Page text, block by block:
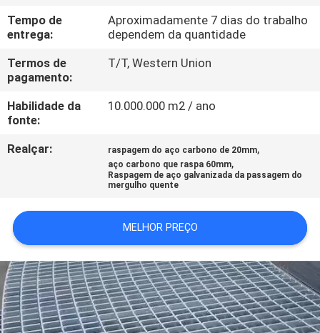
DA
QUALIDADE
CONTATE-
NOS
CITAÇÕES
MAPA
DO
SITE
Tempo de
entrega:
Aproximadamente 7 dias do trabalho
dependem da quantidade
Termos de
pagamento:
T/T, Western Union
Habilidade da
fonte:
10.000.000 m2 / ano
Realçar: raspagem do aço carbono de 20mm,
aço carbono que raspa 60mm,
Raspagem de aço galvanizada da passagem do
mergulho quente
MELHOR PREÇO